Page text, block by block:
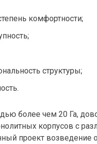
комфортности;
структуры;
более чем 20 Га,
корпусов с
проект возведение